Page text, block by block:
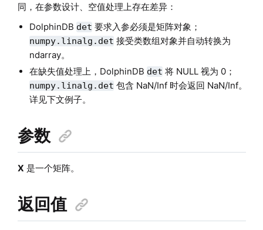
同，在参数设计、空值处理上存在差异：
DolphinDB det 要求入参必须是矩阵对象；
numpy.linalg.det 接受类数组对象并自动转换为
ndarray。
在缺失值处理上，DolphinDB det 将 NULL 视为 0；
numpy.linalg.det 包含 NaN/Inf 时会返回 NaN/Inf。
详见下文例子。
参数
X 是一个矩阵。
返回值